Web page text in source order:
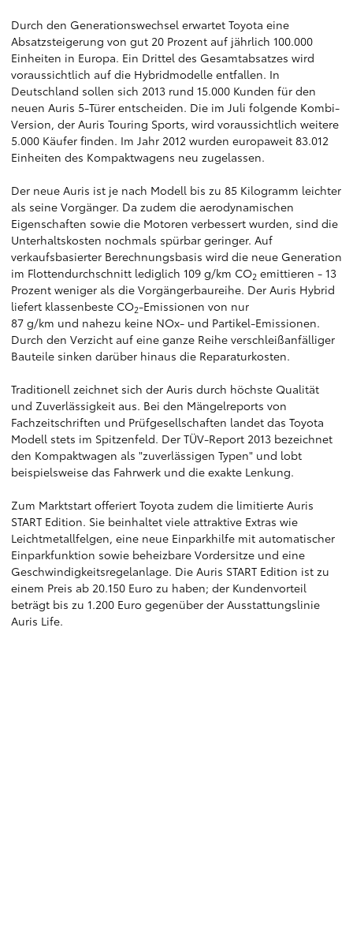
Durch den Generationswechsel erwartet Toyota eine
Absatzsteigerung von gut 20 Prozent auf jährlich 100.000
Einheiten in Europa. Ein Drittel des Gesamtabsatzes wird
voraussichtlich auf die Hybridmodelle entfallen. In
Deutschland sollen sich 2013 rund 15.000 Kunden für den
neuen Auris 5-Türer entscheiden. Die im Juli folgende Kombi-
Version, der Auris Touring Sports, wird voraussichtlich weitere
5.000 Käufer finden. Im Jahr 2012 wurden europaweit 83.012
Einheiten des Kompaktwagens neu zugelassen.
Der neue Auris ist je nach Modell bis zu 85 Kilogramm leichter
als seine Vorgänger. Da zudem die aerodynamischen
Eigenschaften sowie die Motoren verbessert wurden, sind die
Unterhaltskosten nochmals spürbar geringer. Auf
verkaufsbasierter Berechnungsbasis wird die neue Generation
im Flottendurchschnitt lediglich 109 g/km CO2 emittieren - 13
Prozent weniger als die Vorgängerbaureihe. Der Auris Hybrid
liefert klassenbeste CO2-Emissionen von nur
87 g/km und nahezu keine NOx- und Partikel-Emissionen.
Durch den Verzicht auf eine ganze Reihe verschleißanfälliger
Bauteile sinken darüber hinaus die Reparaturkosten.
Traditionell zeichnet sich der Auris durch höchste Qualität
und Zuverlässigkeit aus. Bei den Mängelreports von
Fachzeitschriften und Prüfgesellschaften landet das Toyota
Modell stets im Spitzenfeld. Der TÜV-Report 2013 bezeichnet
den Kompaktwagen als "zuverlässigen Typen" und lobt
beispielsweise das Fahrwerk und die exakte Lenkung.
Zum Marktstart offeriert Toyota zudem die limitierte Auris
START Edition. Sie beinhaltet viele attraktive Extras wie
Leichtmetallfelgen, eine neue Einparkhilfe mit automatischer
Einparkfunktion sowie beheizbare Vordersitze und eine
Geschwindigkeitsregelanlage. Die Auris START Edition ist zu
einem Preis ab 20.150 Euro zu haben; der Kundenvorteil
beträgt bis zu 1.200 Euro gegenüber der Ausstattungslinie
Auris Life.